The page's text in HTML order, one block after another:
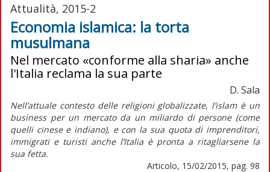
Attualità, 2015-2
Economia islamica: la torta
musulmana
Nel mercato «conforme alla sharia» anche
l'Italia reclama la sua parte
D. Sala
Nell’attuale contesto delle religioni globalizzate, l’islam è un
business per un mercato da un miliardo di persone (come
quelli cinese e indiano), e con la sua quota di imprenditori,
immigrati e turisti anche l’Italia è pronta a ritagliarsene la
sua fetta.
Articolo, 15/02/2015, pag. 98